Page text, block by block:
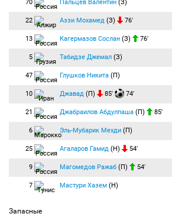
70 Пальцев Валентин (З)
22 Аззи Мохамед (З) 76′
13 Кагермазов Сослан (З) 76′
5 Табидзе Джемал (З)
47 Глушков Никита (П)
10 Джавад (П) 85′ 74′
21 Джабраилов Абдулпаша (П) 85′
6 Эль-Мубарик Мехди (П)
25 Агаларов Гамид (Н) 54′
9 Магомедов Ражаб (П) 54′
7 Мастури Хазем (Н)
Запасные